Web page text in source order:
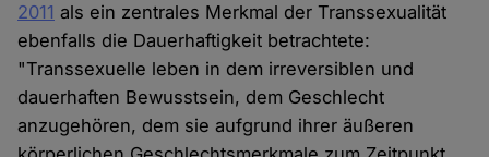
2011 als ein zentrales Merkmal der Transsexualität
ebenfalls die Dauerhaftigkeit betrachtete:
"Transsexuelle leben in dem irreversiblen und
dauerhaften Bewusstsein, dem Geschlecht
anzugehören, dem sie aufgrund ihrer äußeren